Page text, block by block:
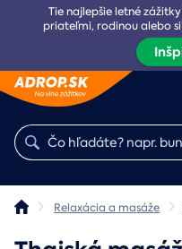
Tie najlepšie letné
priateľmi, rodinou alebo
Relaxácia a masáže